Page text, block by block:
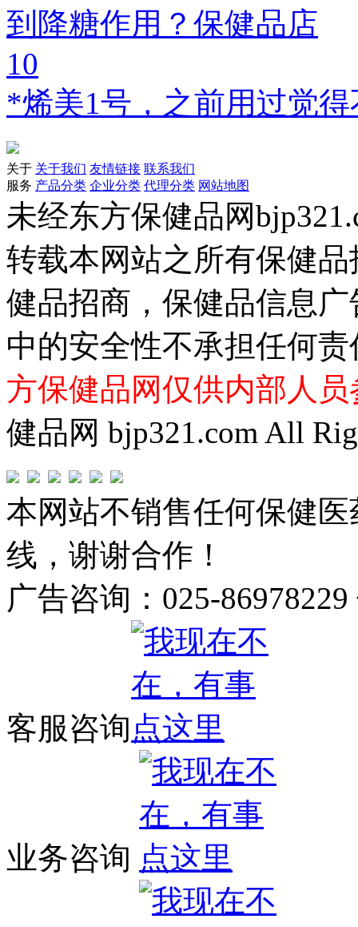
到降糖作用？保健品店
10
*烯美1号，之前用过觉
关于 关于我们 友情链接 联系我们
服务 产品分类 企业分类 代理分类 网站地图
未经东方保健品网
转载本网站之所有保健
健品招商，保健品信息
中的安全性不承担任何责
方保健品网仅供内部人
健品网 bjp321.com All
本网站不销售任何保健
线，谢谢合作！
广告咨询：025-86978229
客服咨询
业务咨询